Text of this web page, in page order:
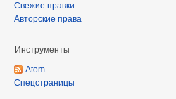
Свежие правки
Авторские права
Инструменты
Atom
Спецстраницы